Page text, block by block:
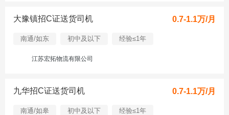
大豫镇招C证送货司机 0.7-1.1万/月
南通/如东 初中及以下 经验≤1年
江苏宏拓物流有限公司
九华招C证送货司机 0.7-1.1万/月
南通/如皋 初中及以下 经验≤1年